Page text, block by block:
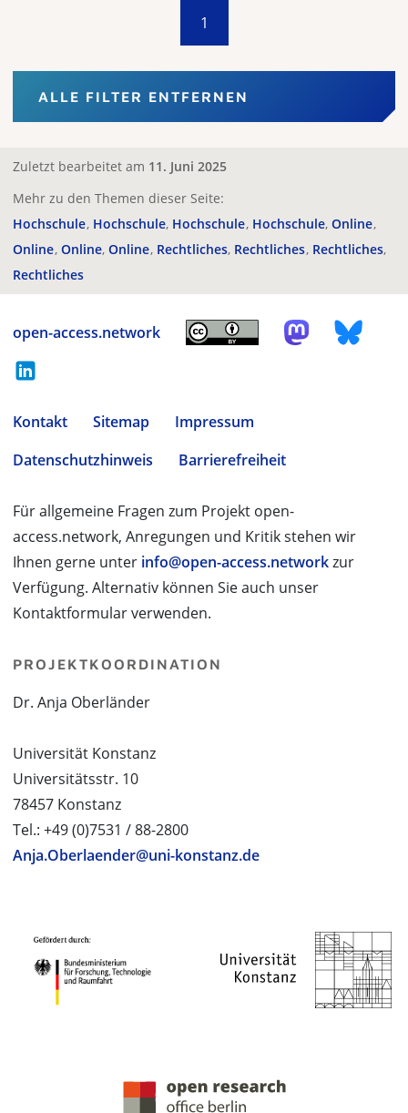
1
ALLE FILTER ENTFERNEN
Zuletzt bearbeitet am 11. Juni 2025
Mehr zu den Themen dieser Seite:
Hochschule Hochschule Hochschule Hochschule Online
Online Online Online Rechtliches Rechtliches Rechtliches
Rechtliches
open-access.network
Kontakt Sitemap
Impressum
Datenschutzhinweis
Barrierefreiheit
Für allgemeine Fragen zum Projekt open-
access.network, Anregungen und Kritik stehen wir
Ihnen gerne unter info@open-access.networkzur
Verfügung. Alternativ können Sie auch unser
Kontaktformular verwenden.
PROJEKTKOORDINATION
Dr. Anja Oberländer
Universität Konstanz
Universitätsstr. 10
78457 Konstanz
Tel.: +49 (0)7531 / 88-2800
Anja.Oberlaender@uni-konstanz.de